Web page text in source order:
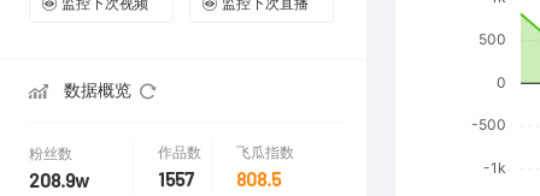
数据概览
粉丝数
208.9w
作品数
1557
飞瓜指数
808.5